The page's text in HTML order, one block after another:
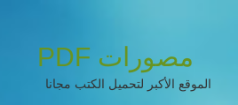
مصورات PDF
الموقع الأكبر لتحميل الكتب مجانا